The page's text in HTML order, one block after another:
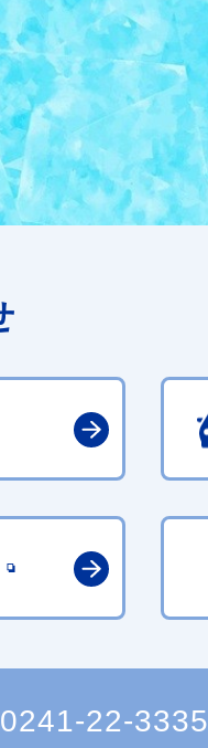
0241-22-3335